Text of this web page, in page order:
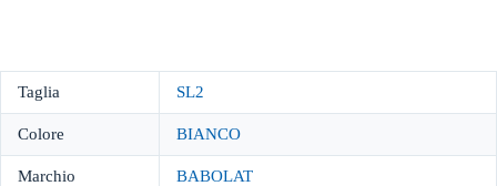
Taglia SL2
Colore BIANCO
Marchio BABOLAT